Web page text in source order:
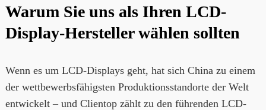
Warum Sie uns als Ihren LCD-
Display-Hersteller wählen sollten
Wenn es um LCD-Displays geht, hat sich China zu einem
der wettbewerbsfähigsten Produktionsstandorte der Welt
entwickelt – und Clientop zählt zu den führenden LCD-